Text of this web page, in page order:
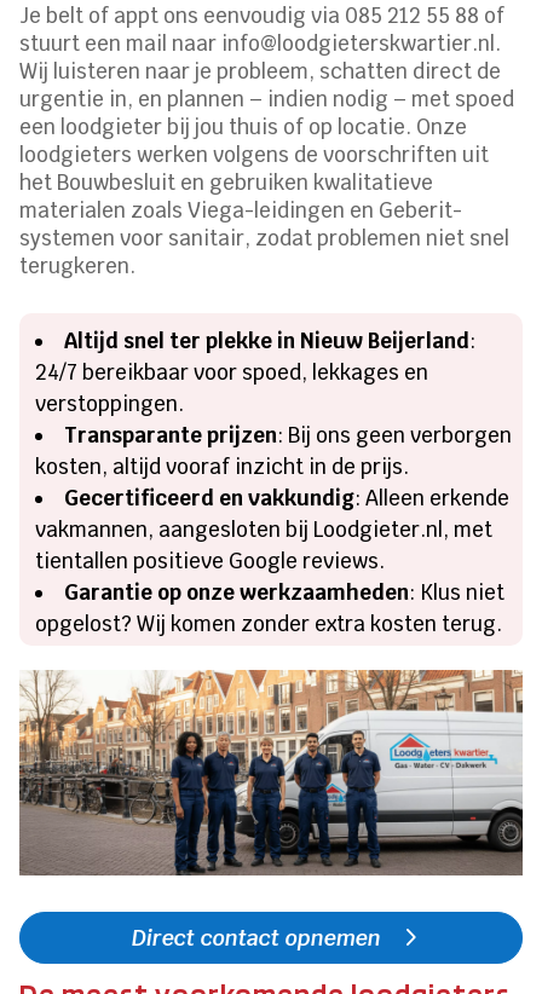
Je belt of appt ons eenvoudig via 085 212 55 88 of
stuurt een mail naar info@loodgieterskwartier.nl.
Wij luisteren naar je probleem, schatten direct de
urgentie in, en plannen – indien nodig – met spoed
een loodgieter bij jou thuis of op locatie. Onze
loodgieters werken volgens de voorschriften uit
het Bouwbesluit en gebruiken kwalitatieve
materialen zoals Viega-leidingen en Geberit-
systemen voor sanitair, zodat problemen niet snel
terugkeren.
Altijd snel ter plekke in Nieuw Beijerland:
24/7 bereikbaar voor spoed, lekkages en
verstoppingen.
Transparante prijzen: Bij ons geen verborgen
kosten, altijd vooraf inzicht in de prijs.
Gecertificeerd en vakkundig: Alleen erkende
vakmannen, aangesloten bij Loodgieter.nl, met
tientallen positieve Google reviews.
Garantie op onze werkzaamheden: Klus niet
opgelost? Wij komen zonder extra kosten terug.
Direct contact opnemen